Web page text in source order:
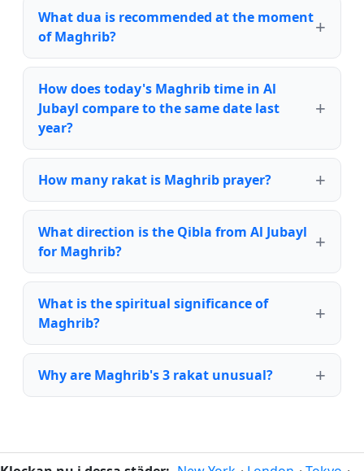
What dua is recommended at the moment
of Maghrib?
How does today's Maghrib time in Al
Jubayl compare to the same date last
year?
How many rakat is Maghrib prayer?
What direction is the Qibla from Al Jubayl
for Maghrib?
What is the spiritual significance of
Maghrib?
Why are Maghrib's 3 rakat unusual?